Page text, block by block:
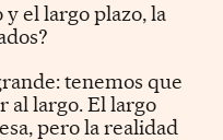
y el largo plazo, la
tenemos que
al largo. El largo
pero la realidad